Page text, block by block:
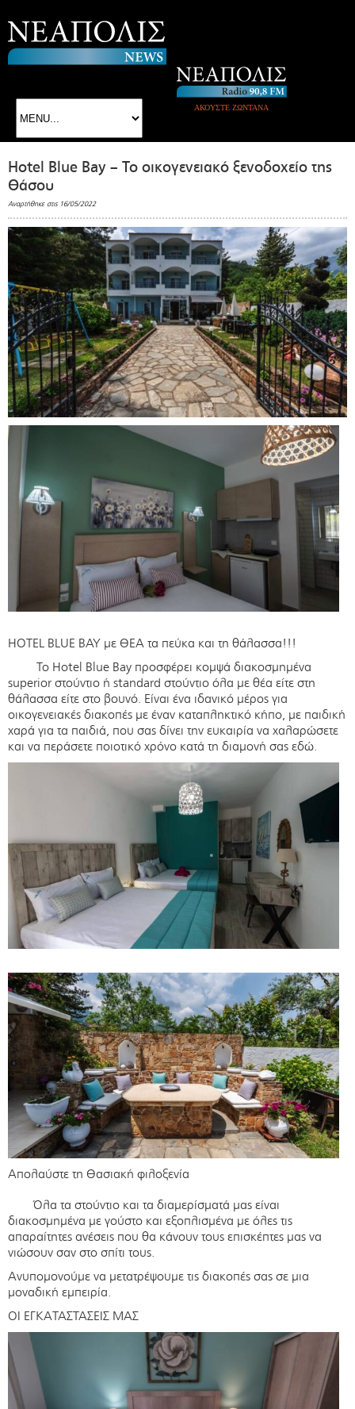
ΑΚΟΥΣΤΕ ΖΩΝΤΑΝΑ
Hotel Blue Bay – Το οικογενειακό ξενοδοχείο της
Θάσου
Αναρτήθηκε στις 16/05/2022
HOTEL BLUE BAY με ΘΕΑ τα πεύκα και τη θάλασσα!!!
Το Hotel Blue Bay προσφέρει κομψά διακοσμημένα
superior στούντιο ή standard στούντιο όλα με θέα είτε στη
θάλασσα είτε στο βουνό. Είναι ένα ιδανικό μέρος για
οικογενειακές διακοπές με έναν καταπληκτικό κήπο, με παιδική
χαρά για τα παιδιά, που σας δίνει την ευκαιρία να χαλαρώσετε
και να περάσετε ποιοτικό χρόνο κατά τη διαμονή σας εδώ.
Απολαύστε τη Θασιακή φιλοξενία
Όλα τα στούντιο και τα διαμερίσματά μας είναι
διακοσμημένα με γούστο και εξοπλισμένα με όλες τις
απαραίτητες ανέσεις που θα κάνουν τους επισκέπτες μας να
νιώσουν σαν στο σπίτι τους.
Ανυπομονούμε να μετατρέψουμε τις διακοπές σας σε μια
μοναδική εμπειρία.
ΟΙ ΕΓΚΑΤΑΣΤΑΣΕΙΣ ΜΑΣ